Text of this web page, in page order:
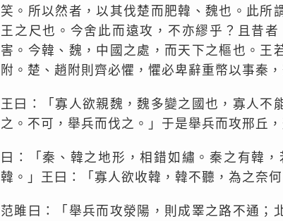
笑。所以然者，以其伐楚而肥韓、魏也。此所
王之尺也。今舍此而遠攻，不亦繆乎？且昔
害。今韓、魏，中國之處，而天下之樞也。王
附。楚、趙附則齊必懼，懼必卑辭重幣以事秦
王曰：「寡人欲親魏，魏多變之國也，寡人不
之。不可，舉兵而伐之。」于是舉兵而攻邢丘
曰：「秦、韓之地形，相錯如繡。秦之有韓
韓。」王曰：「寡人欲收韓，韓不聽，為之奈何
范雎曰：「舉兵而攻滎陽，則成睪之路不通；